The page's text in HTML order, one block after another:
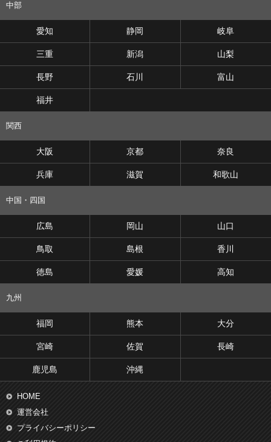
中部
愛知 静岡 岐阜
三重 新潟 山梨
長野 石川 富山
福井
関西
大阪 京都 奈良
兵庫 滋賀 和歌山
中国・四国
広島 岡山 山口
鳥取 島根 香川
徳島 愛媛 高知
九州
福岡 熊本 大分
宮崎 佐賀 長崎
鹿児島 沖縄
HOME
運営会社
プライバシーポリシー